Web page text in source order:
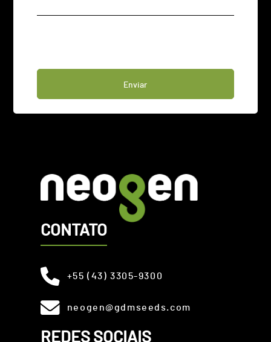
CONTATO
+55 (43) 3305-9300
neogen@gdmseeds.com
REDES SOCIAIS